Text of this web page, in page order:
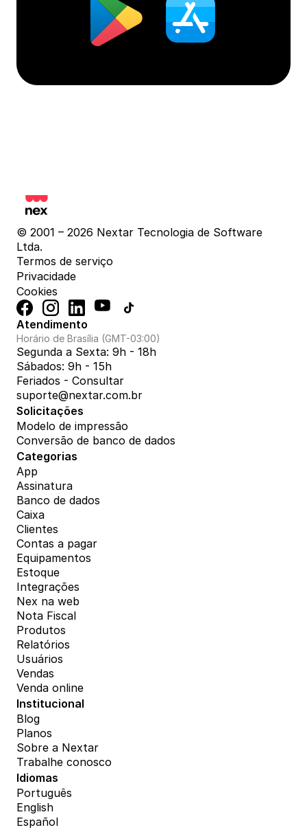
© 2001 – 2026 Nextar Tecnologia de Software
Ltda.
Termos de serviço
Privacidade
Cookies
Atendimento
Horário de Brasília (GMT-03:00)
Segunda a Sexta: 9h - 18h
Sábados: 9h - 15h
Feriados - Consultar
suporte@nextar.com.br
Solicitações
Modelo de impressão
Conversão de banco de dados
Categorias
App
Assinatura
Banco de dados
Caixa
Clientes
Contas a pagar
Equipamentos
Estoque
Integrações
Nex na web
Nota Fiscal
Produtos
Relatórios
Usuários
Vendas
Venda online
Institucional
Blog
Planos
Sobre a Nextar
Trabalhe conosco
Idiomas
Português
English
Español